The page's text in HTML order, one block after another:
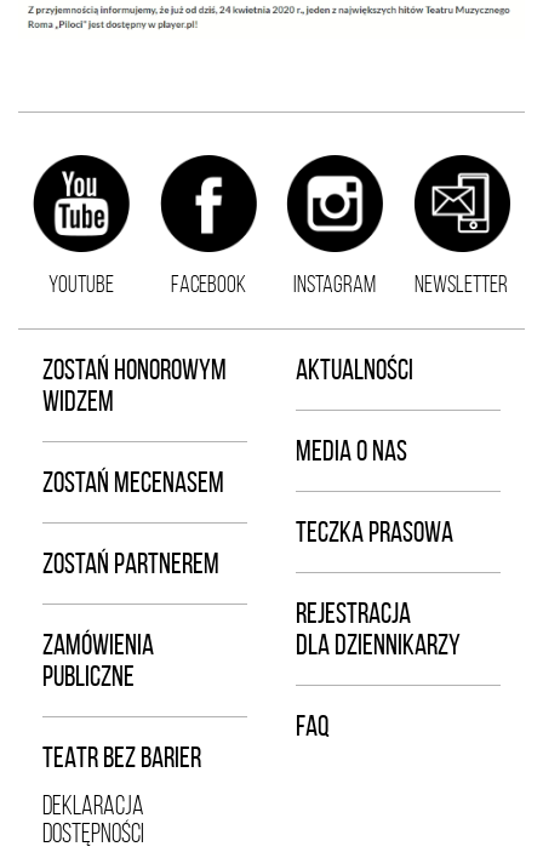
YOUTUBE FACEBOOK INSTAGRAM NEWSLETTER
ZOSTAŃ HONOROWYM
WIDZEM
ZOSTAŃ MECENASEM
ZOSTAŃ PARTNEREM
ZAMÓWIENIA
PUBLICZNE
TEATR BEZ BARIER
DEKLARACJA
DOSTĘPNOŚCI
AKTUALNOŚCI
MEDIA O NAS
TECZKA PRASOWA
REJESTRACJA
DLA DZIENNIKARZY
FAQ